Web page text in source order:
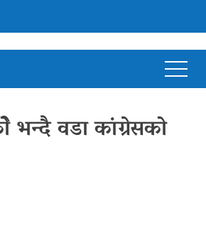
भन्दै वडा कांग्रेसको